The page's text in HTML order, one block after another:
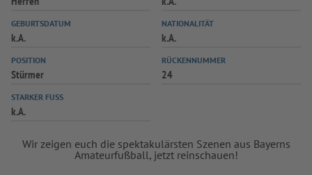
GEBURTSDATUM
k.A.
NATIONALITÄT
k.A.
POSITION
Stürmer
RÜCKENNUMMER
24
STARKER FUSS
k.A.
Wir zeigen euch die spektakulärsten Szenen aus Bayerns
Amateurfußball, jetzt reinschauen!